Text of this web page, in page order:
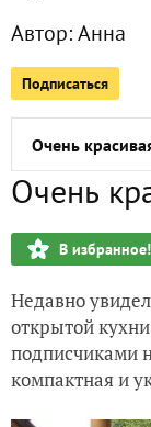
Автор:Анна
Подписаться
Радужный
10 идей
Очень
Украсим сад
Настоящие
Интересный
10 идей
Место костра
Очень
В избранное!
Недавно
открытой
подписчиками
компактная и